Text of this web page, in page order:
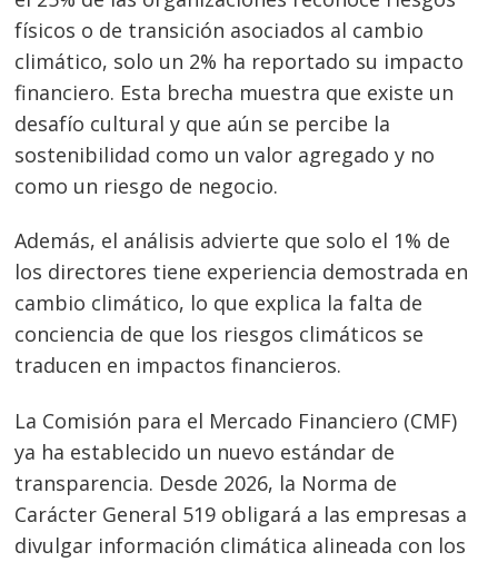
físicos o de transición asociados al cambio
climático, solo un 2% ha reportado su impacto
financiero. Esta brecha muestra que existe un
desafío cultural y que aún se percibe la
sostenibilidad como un valor agregado y no
como un riesgo de negocio.
Además, el análisis advierte que solo el 1% de
los directores tiene experiencia demostrada en
cambio climático, lo que explica la falta de
conciencia de que los riesgos climáticos se
traducen en impactos financieros.
La Comisión para el Mercado Financiero (CMF)
ya ha establecido un nuevo estándar de
transparencia. Desde 2026, la Norma de
Carácter General 519 obligará a las empresas a
divulgar información climática alineada con los